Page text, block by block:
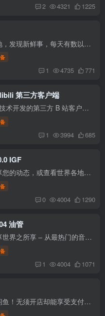
2 4321 1225
在微博，随时随地，发现新鲜事，每天有数以亿计的网友在围观、分享和互动，时政要闻、文娱热点、热门事件一手掌握；海量视频，等你来刷；专业达人、游戏动漫、美食时尚、情感搞笑、娱乐综艺、影...
1 4735 771
第三方客户端
一款基于 Flutter 技术开发的第三方 B 站客户端。它的前身是 PilipalaX，经过升级优化后以全新面貌出现。PiliPlus 界面简洁高效，去除了开屏广告、信息流推广等干扰元素，仅保留 “动态”“推荐...
1 3994 685
IGF
与朋友联系，分享您的动态，或查看世界各地其他人的最新消息。探索我们的社区，在这里您可以自由地做自己，分享从日常时刻到生活亮点的一切。 兼容性 iPhone：iOS 16.3+ iPad：iPadOS 16.3+ 版...
0 4004 1290
油管
看世界之所看，享世界之所享 – 从最热门的音乐视频，到时下流行的游戏、时尚、美容、新闻和学习等类型的内容，全部尽揽眼底。您可以订阅喜爱的频道、创作自己的内容、与朋友分享精彩内容，还可...
1 4004 1071
买卖闲置，就用闲鱼！无须开店却能享受支付宝担保交易，仅需30秒即可发布一款宝贝！ 兼容性 iPhone：iOS 14.0+ iPad：iPadOS 14.0+ 版本说明 更新至最新版； 注入净化插件； 净化开屏广告； 使...